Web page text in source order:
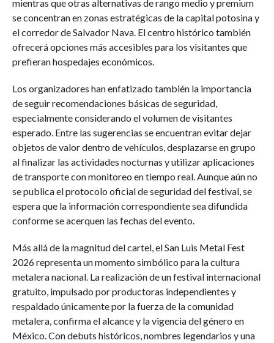
mientras que otras alternativas de rango medio y premium
se concentran en zonas estratégicas de la capital potosina y
el corredor de Salvador Nava. El centro histórico también
ofrecerá opciones más accesibles para los visitantes que
prefieran hospedajes económicos.
Los organizadores han enfatizado también la importancia
de seguir recomendaciones básicas de seguridad,
especialmente considerando el volumen de visitantes
esperado. Entre las sugerencias se encuentran evitar dejar
objetos de valor dentro de vehículos, desplazarse en grupo
al finalizar las actividades nocturnas y utilizar aplicaciones
de transporte con monitoreo en tiempo real. Aunque aún no
se publica el protocolo oficial de seguridad del festival, se
espera que la información correspondiente sea difundida
conforme se acerquen las fechas del evento.
Más allá de la magnitud del cartel, el San Luis Metal Fest
2026 representa un momento simbólico para la cultura
metalera nacional. La realización de un festival internacional
gratuito, impulsado por productoras independientes y
respaldado únicamente por la fuerza de la comunidad
metalera, confirma el alcance y la vigencia del género en
México. Con debuts históricos, nombres legendarios y una